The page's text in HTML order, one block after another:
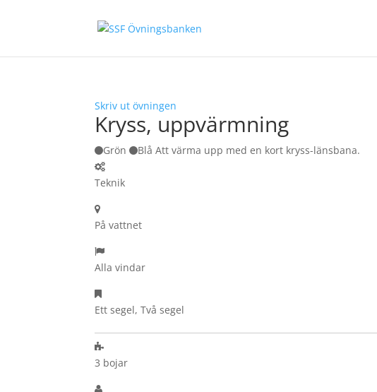
Skriv ut övningen
Kryss, uppvärmning
Grön Blå Att värma upp med en kort kryss-länsbana.
Teknik
På vattnet
Alla vindar
Ett segel, Två segel
3 bojar